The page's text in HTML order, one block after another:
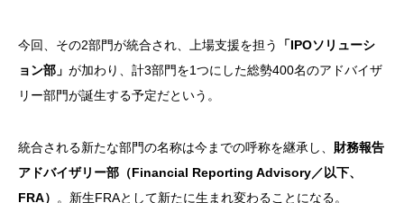
今回、その2部門が統合され、上場支援を担う 「IPOソリューシ
ョン部」 が加わり、計3部門を1つにした総勢400名のアドバイザ
リー部門が誕生する予定だという。
統合される新たな部門の名称は今までの呼称を継承し、 財務報告
アドバイザリー部（Financial Reporting Advisory／以下、
FRA） 。新生FRAとして新たに生まれ変わることになる。